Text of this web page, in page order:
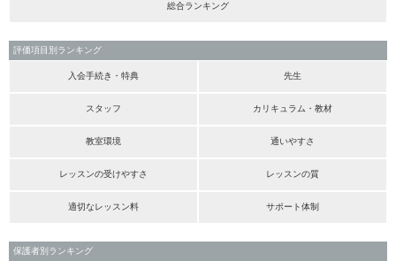
総合ランキング
評価項目別ランキング
入会手続き・特典 先生
スタッフ カリキュラム・教材
教室環境 通いやすさ
レッスンの受けやすさ レッスンの質
適切なレッスン料 サポート体制
保護者別ランキング